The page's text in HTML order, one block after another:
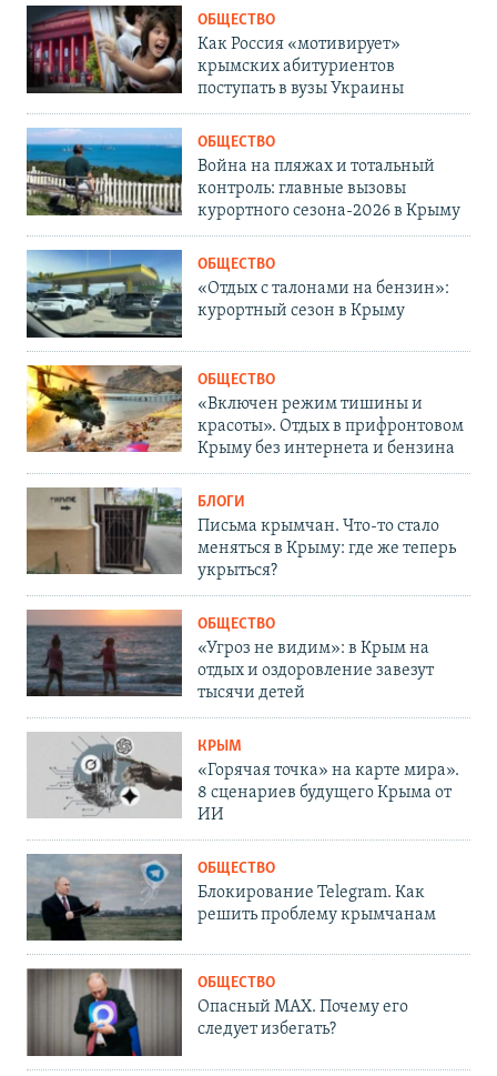
ОБЩЕСТВО
Как Россия «мотивирует»
крымских абитуриентов
поступать в вузы Украины
ОБЩЕСТВО
Война на пляжах и тотальный
контроль: главные вызовы
курортного сезона-2026 в Крыму
ОБЩЕСТВО
«Отдых с талонами на бензин»:
курортный сезон в Крыму
ОБЩЕСТВО
«Включен режим тишины и
красоты». Отдых в прифронтовом
Крыму без интернета и бензина
БЛОГИ
Письма крымчан. Что-то стало
меняться в Крыму: где же теперь
укрыться?
ОБЩЕСТВО
«Угроз не видим»: в Крым на
отдых и оздоровление завезут
тысячи детей
КРЫМ
«Горячая точка» на карте мира».
8 сценариев будущего Крыма от
ИИ
ОБЩЕСТВО
Блокирование Telegram. Как
решить проблему крымчанам
ОБЩЕСТВО
Опасный MAX. Почему его
следует избегать?